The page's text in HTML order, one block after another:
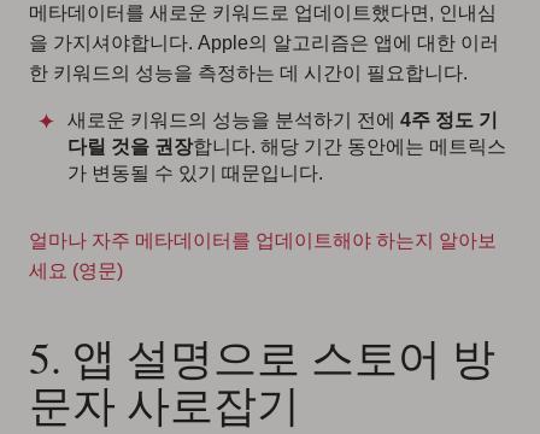
메타데이터를 새로운 키워드로 업데이트했다면, 인내심
을 가지셔야합니다. Apple의 알고리즘은 앱에 대한 이러
한 키워드의 성능을 측정하는 데 시간이 필요합니다.
새로운 키워드의 성능을 분석하기 전에 4주 정도 기
다릴 것을 권장합니다. 해당 기간 동안에는 메트릭스
가 변동될 수 있기 때문입니다.
얼마나 자주 메타데이터를 업데이트해야 하는지 알아보
세요 (영문)
5. 앱 설명으로 스토어 방
문자 사로잡기